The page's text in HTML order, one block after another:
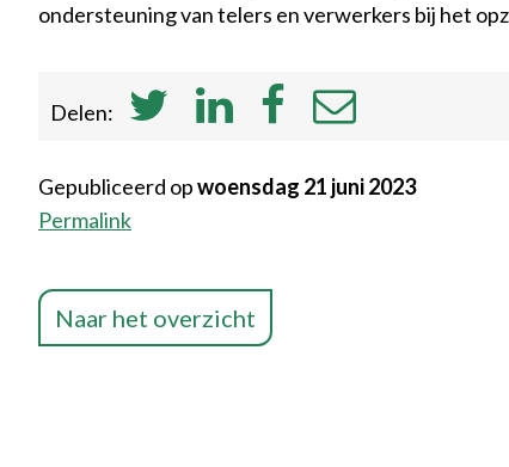
ondersteuning van telers en verwerkers bij het
Delen:
Gepubliceerd opwoensdag 21 juni 2023
Permalink
Naar het overzicht